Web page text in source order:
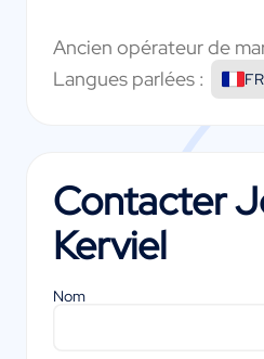
Ancien opérateur de
Langues parlées :
FR
Contacter
Kerviel
Nom